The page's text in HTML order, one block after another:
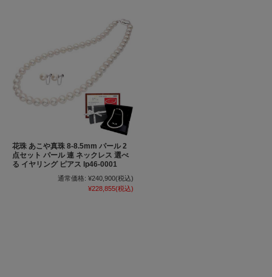
花珠 あこや真珠 8-8.5mm パール 2
点セット パール 連 ネックレス 選べ
る イヤリング ピアス lp46-0001
通常価格: ¥240,900(税込)
¥228,855(税込)